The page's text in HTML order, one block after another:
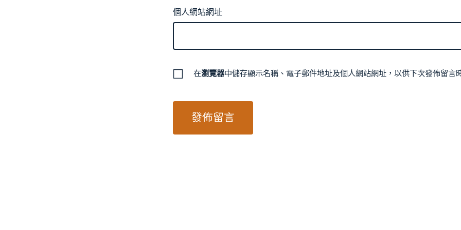
個人網站網址
在瀏覽器中儲存顯示名稱、電子郵件地址及個人網站網址，以供下次發佈留言